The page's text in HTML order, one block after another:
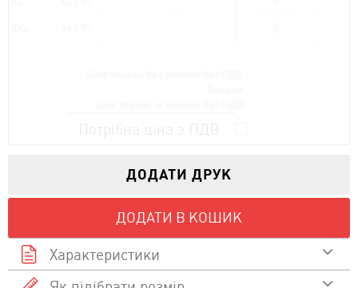
ДОДАТИ ДРУК
ДОДАТИ В КОШИК
Характеристики